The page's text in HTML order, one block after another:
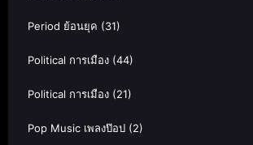
Period ย้อนยุค (31)
Political การเมือง (44)
Political การเมือง (21)
Pop Music เพลงป๊อป (2)